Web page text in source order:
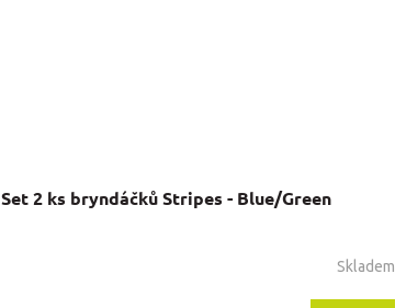
Set 2 ks bryndáčků Stripes - Blue/Green
Skladem